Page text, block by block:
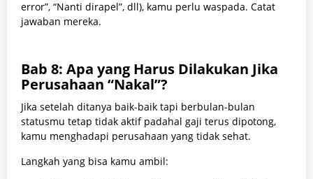
error”, “Nanti dirapel”, dll), kamu perlu waspada. Catat
jawaban mereka.
Bab 8: Apa yang Harus Dilakukan Jika
Perusahaan “Nakal”?
Jika setelah ditanya baik-baik tapi berbulan-bulan
statusmu tetap tidak aktif padahal gaji terus dipotong,
kamu menghadapi perusahaan yang tidak sehat.
Langkah yang bisa kamu ambil: